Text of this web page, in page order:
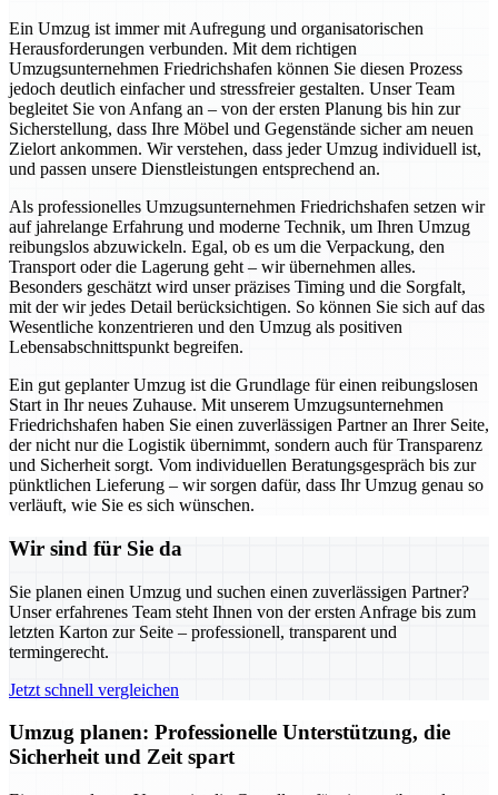
Ein Umzug ist immer mit Aufregung und organisatorischen
Herausforderungen verbunden. Mit dem richtigen
Umzugsunternehmen Friedrichshafen können Sie diesen Prozess
jedoch deutlich einfacher und stressfreier gestalten. Unser Team
begleitet Sie von Anfang an – von der ersten Planung bis hin zur
Sicherstellung, dass Ihre Möbel und Gegenstände sicher am neuen
Zielort ankommen. Wir verstehen, dass jeder Umzug individuell ist,
und passen unsere Dienstleistungen entsprechend an.
Als professionelles Umzugsunternehmen Friedrichshafen setzen wir
auf jahrelange Erfahrung und moderne Technik, um Ihren Umzug
reibungslos abzuwickeln. Egal, ob es um die Verpackung, den
Transport oder die Lagerung geht – wir übernehmen alles.
Besonders geschätzt wird unser präzises Timing und die Sorgfalt,
mit der wir jedes Detail berücksichtigen. So können Sie sich auf das
Wesentliche konzentrieren und den Umzug als positiven
Lebensabschnittspunkt begreifen.
Ein gut geplanter Umzug ist die Grundlage für einen reibungslosen
Start in Ihr neues Zuhause. Mit unserem Umzugsunternehmen
Friedrichshafen haben Sie einen zuverlässigen Partner an Ihrer Seite,
der nicht nur die Logistik übernimmt, sondern auch für Transparenz
und Sicherheit sorgt. Vom individuellen Beratungsgespräch bis zur
pünktlichen Lieferung – wir sorgen dafür, dass Ihr Umzug genau so
verläuft, wie Sie es sich wünschen.
Wir sind für Sie da
Sie planen einen Umzug und suchen einen zuverlässigen Partner?
Unser erfahrenes Team steht Ihnen von der ersten Anfrage bis zum
letzten Karton zur Seite – professionell, transparent und
termingerecht.
Jetzt schnell vergleichen
Umzug planen: Professionelle Unterstützung, die
Sicherheit und Zeit spart